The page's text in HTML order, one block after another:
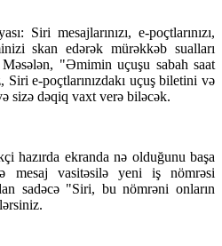
Siri mesajlarınızı, e-poçtlarınızı,
skan edərək mürəkkəb sualları
Məsələn, "Əmimin uçuşu sabah saat
Siri e-poçtlarınızdakı uçuş biletini və
sizə dəqiq vaxt verə biləcək.
hazırda ekranda nə olduğunu başa
mesaj vasitəsilə yeni iş nömrəsi
sadəcə "Siri, bu nömrəni onların